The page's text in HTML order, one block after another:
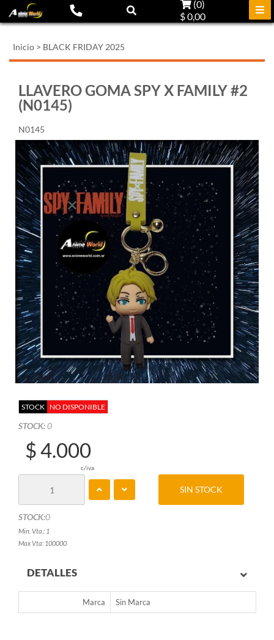
(0)
$ 0,00
Inicio > BLACK FRIDAY 2025
LLAVERO GOMA SPY X FAMILY #2
(N0145)
N0145
STOCK NO DISPONIBLE
STOCK:0
$ 4.000
c/iva
STOCK:0
Min. Vta.: 1
Max Vta: 100000
SIN STOCK
DETALLES
Marca Sin Marca